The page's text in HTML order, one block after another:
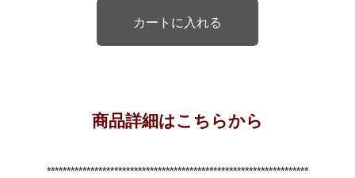
商品詳細はこちらから
******************************************************************